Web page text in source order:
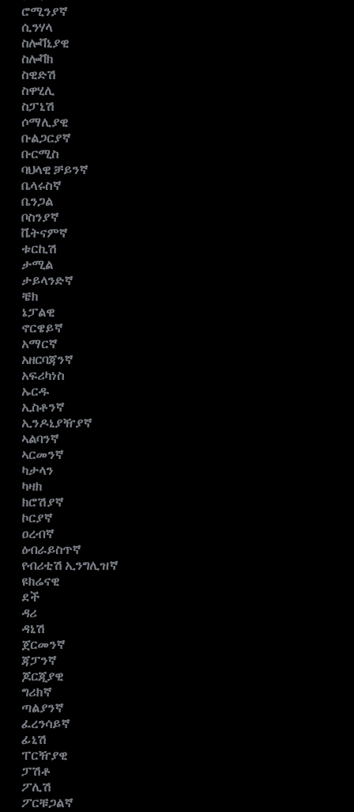
ሮሚንያኛ
ሲንሃላ
ስሎቫኒያዊ
ስሎቫክ
ስዊድሽ
ስዋሂሊ
ስፓኒሽ
ሶማሊያዊ
ቡልጋርያኛ
ቡርሚስ
ባህላዊ ቻይንኛ
ቤላሩስኛ
ቤንጋል
ቦስንያኛ
ቬትናምኛ
ቱርኪሽ
ታሚል
ታይላንድኛ
ቼክ
ኔፓልዊ
ኖርዌይኛ
አማርኛ
አዘርባጃንኛ
አፍሪካነስ
ኡርዱ
ኢስቶንኛ
ኢንዶኒያዥያኛ
ኣልባንኛ
ኣርመንኛ
ካታላን
ካዛክ
ክሮሽያኛ
ኮርያኛ
ዐረብኛ
ዕብራይስጥኛ
የብሪቲሽ ኢንግሊዝኛ
ዩክሬናዊ
ደች
ዳሪ
ዳኒሽ
ጀርመንኛ
ጃፓንኛ
ጆርጂያዊ
ግሪክኛ
ጣልያንኛ
ፈረንሳይኛ
ፊኒሽ
ፐርዥያዊ
ፓሽቶ
ፖሊሽ
ፖርቹጋልኛ